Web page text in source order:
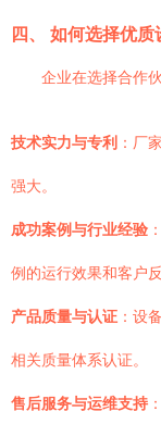
四、 如何选择优质
企业在选择合作
技术实力与专利 ：厂
强大。
成功案例与行业经验
例的运行效果和客户反
产品质量与认证 ：设
相关质量体系认证。
售后服务与运维支持